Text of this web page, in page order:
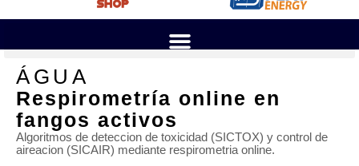
ÁGUA
Respirometría online en
fangos activos
Algoritmos de deteccion de toxicidad (SICTOX) y control de
aireacion (SICAIR) mediante respirometria online.